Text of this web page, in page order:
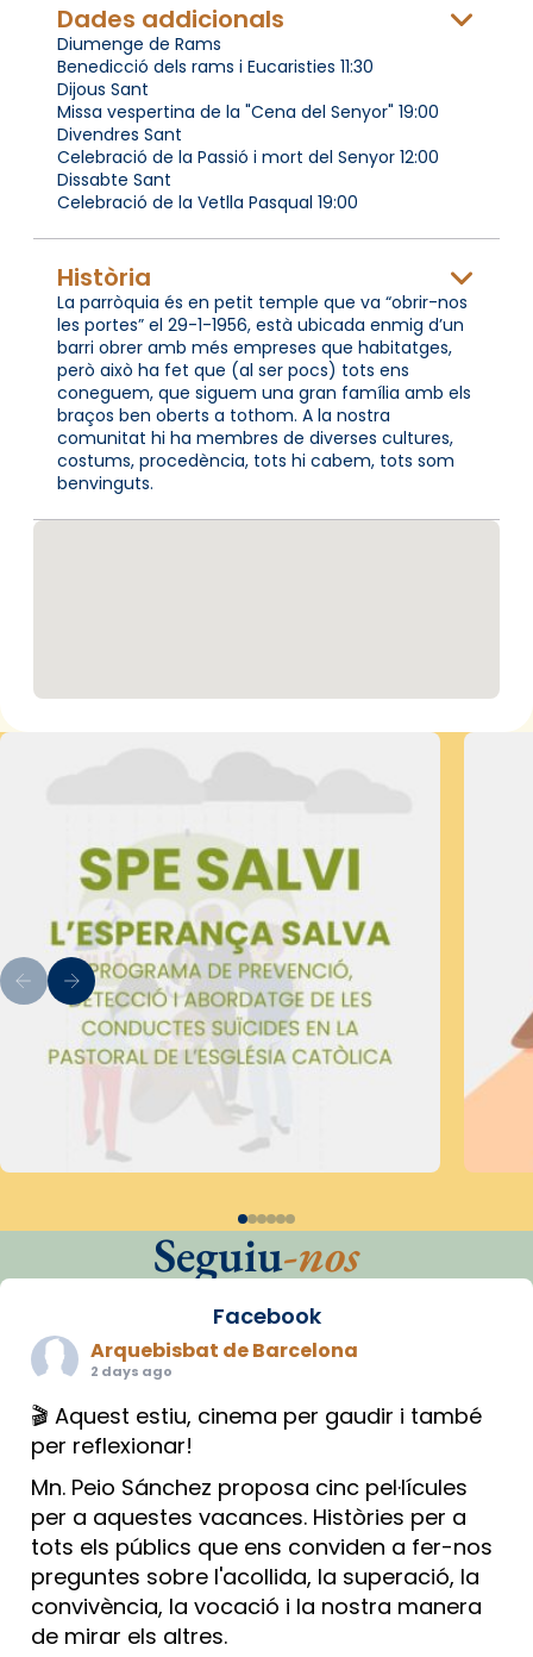
Dades addicionals
Diumenge de Rams
Benedicció dels rams i Eucaristies 11:30
Dijous Sant
Missa vespertina de la "Cena del Senyor" 19:00
Divendres Sant
Celebració de la Passió i mort del Senyor 12:00
Dissabte Sant
Celebració de la Vetlla Pasqual 19:00
Història
La parròquia és en petit temple que va “obrir-nos
les portes” el 29-1-1956, està ubicada enmig d’un
barri obrer amb més empreses que habitatges,
però això ha fet que (al ser pocs) tots ens
coneguem, que siguem una gran família amb els
braços ben oberts a tothom. A la nostra
comunitat hi ha membres de diverses cultures,
costums, procedència, tots hi cabem, tots som
benvinguts.
Seguiu-nos
Facebook
Arquebisbat de Barcelona
2 days ago
🎬 Aquest estiu, cinema per gaudir i també
per reflexionar!
Mn. Peio Sánchez proposa cinc pel·lícules
per a aquestes vacances. Històries per a
tots els públics que ens conviden a fer-nos
preguntes sobre l'acollida, la superació, la
convivència, la vocació i la nostra manera
de mirar els altres.